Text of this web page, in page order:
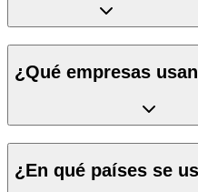
¿Qué empresas
¿En qué países se